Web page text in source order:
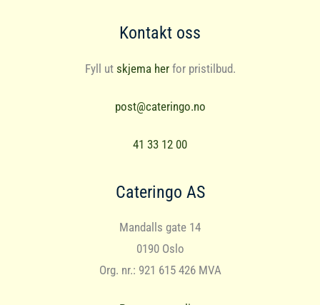
Kontakt oss
Fyll ut skjema herfor pristilbud.
post@cateringo.no
41 33 12 00
Cateringo AS
Mandalls gate 14
0190 Oslo
Org. nr.: 921 615 426 MVA